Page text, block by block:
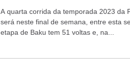
A quarta corrida da temporada 2023 da
será neste final de semana, entre esta
etapa de Baku tem 51 voltas e, na...